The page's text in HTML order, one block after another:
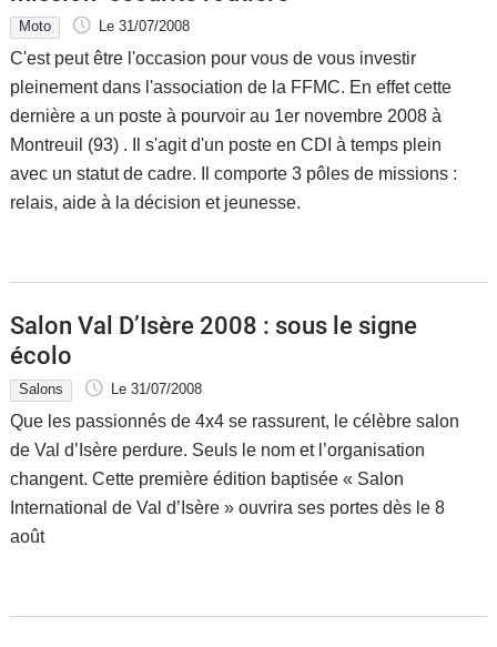
Moto Le 31/07/2008
C'est peut être l'occasion pour vous de vous investir
pleinement dans l'association de la FFMC. En effet cette
dernière a un poste à pourvoir au 1er novembre 2008 à
Montreuil (93) . Il s'agit d'un poste en CDI à temps plein
avec un statut de cadre. Il comporte 3 pôles de missions :
relais, aide à la décision et jeunesse.
Salon Val D’Isère 2008 : sous le signe
écolo
Salons Le 31/07/2008
Que les passionnés de 4x4 se rassurent, le célèbre salon
de Val d’Isère perdure. Seuls le nom et l’organisation
changent. Cette première édition baptisée « Salon
International de Val d’Isère » ouvrira ses portes dès le 8
août